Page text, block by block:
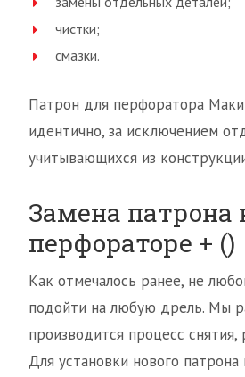
чистки;
смазки.
Патрон для перфоратора
идентично, за исключением
учитывающихся из
Замена патрона
перфораторе + ()
Как отмечалось ранее, не
подойти на любую дрель. Мы
производится процесс снятия,
Для установки нового